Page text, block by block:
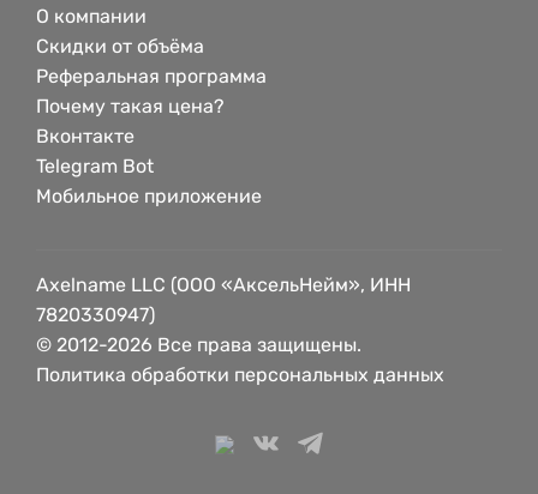
О компании
Скидки от объёма
Реферальная программа
Почему такая цена?
Вконтакте
Telegram Bot
Мобильное приложение
Axelname LLC (ООО «АксельНейм», ИНН
7820330947)
© 2012-2026 Все права защищены.
Политика обработки персональных данных